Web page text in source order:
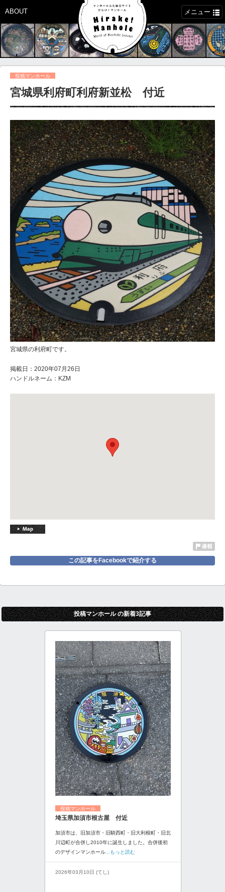
ABOUT メニュー
投稿マンホール
宮城県利府町利府新並松 付近
宮城県の利府町です。
掲載日：2020年07月26日
ハンドルネーム：KZM
この記事をFacebookで紹介する
投稿マンホール の新着3記事
投稿マンホール
埼玉県加須市根古屋 付近
加須市は、旧加須市・旧騎西町・旧大利根町・旧北
川辺町が合併し2010年に誕生しました。合併後初
のデザインマンホール ...もっと読む
2026年03月10日 (てし)